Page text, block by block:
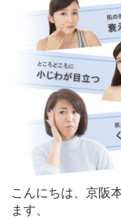
こんにちは、京阪
ます、